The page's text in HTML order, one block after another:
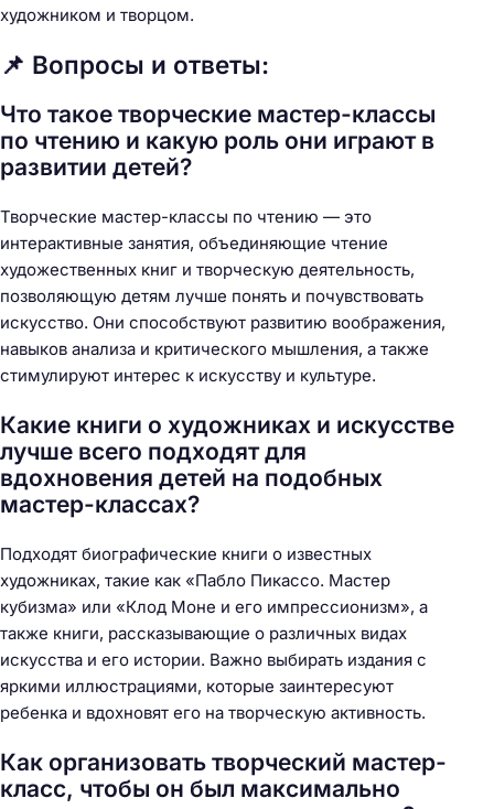
художником и творцом.
📌 Вопросы и ответы:
Что такое творческие мастер-классы
по чтению и какую роль они играют в
развитии детей?
Творческие мастер-классы по чтению — это
интерактивные занятия, объединяющие чтение
художественных книг и творческую деятельность,
позволяющую детям лучше понять и почувствовать
искусство. Они способствуют развитию воображения,
навыков анализа и критического мышления, а также
стимулируют интерес к искусству и культуре.
Какие книги о художниках и искусстве
лучше всего подходят для
вдохновения детей на подобных
мастер-классах?
Подходят биографические книги о известных
художниках, такие как «Пабло Пикассо. Мастер
кубизма» или «Клод Моне и его импрессионизм», а
также книги, рассказывающие о различных видах
искусства и его истории. Важно выбирать издания с
яркими иллюстрациями, которые заинтересуют
ребенка и вдохновят его на творческую активность.
Как организовать творческий мастер-
класс, чтобы он был максимально